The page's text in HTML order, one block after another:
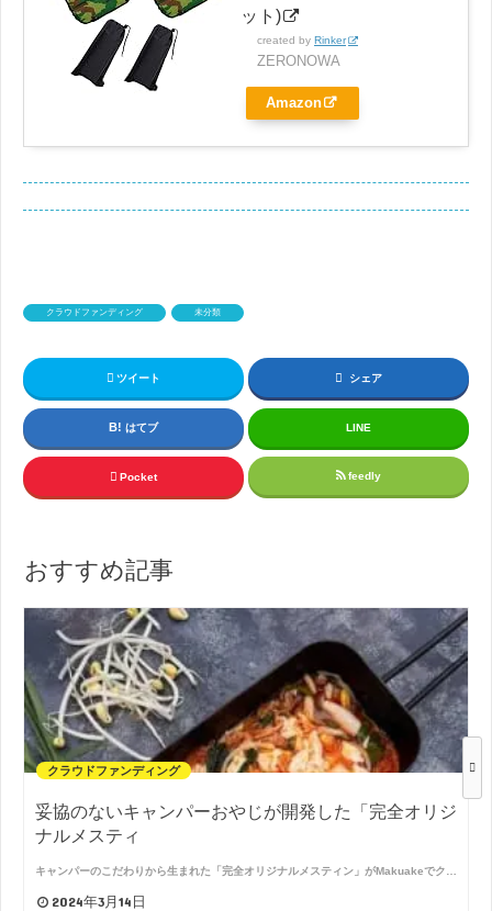
ット)
created by Rinker
ZERONOWA
Amazon
クラウドファンディング 未分類
ツイート シェア
はてブ LINE
Pocket feedly
おすすめ記事
クラウドファンディング
妥協のないキャンパーおやじが開発した「完全オリジ
ナルメスティ
キャンパーのこだわりから生まれた「完全オリジナルメスティン」がMakuakeでク…
2024年3月14日